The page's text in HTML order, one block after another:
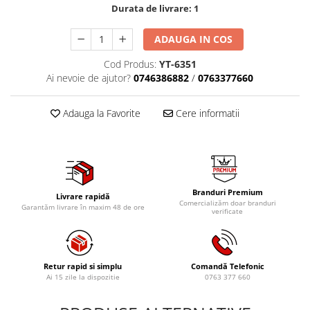
Pompe si Cilindri Hidraulici
Prese pentru arcuri
Redresoare,Roboti Pornire,Cabluri
Schimb ulei
Chei filtru ulei
Recuperatoare de ulei
Scule Ajutatoare
Aparate de nituit si capsat
Burghie
Capsatoare tapiterie
Durata de livrare: 1
ADAUGA IN COS
Cod Produs: YT-6351
Ai nevoie de ajutor? 0746386882 / 0763377660
Adauga la Favorite Cere informatii
Livrare rapidă
Garantăm livrare în maxim 48 de ore
Branduri Premium
Comercializăm doar branduri
verificate
Retur rapid si simplu
Ai 15 zile la dispozitie
Comandă Telefonic
0763 377 660